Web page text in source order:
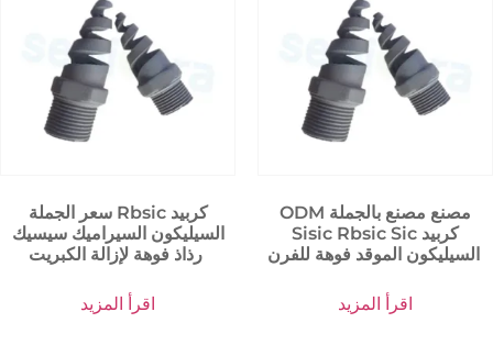
سعر الجملة Rbsic كربيد
السيليكون السيراميك سيسيك
اقرأ المزيد
ODM مصنع مصنع بالجملة
Sisic Rbsic Sic كربيد
اقرأ المزيد